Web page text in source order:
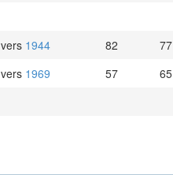
vers 1944 82
77
vers 1969 57
65